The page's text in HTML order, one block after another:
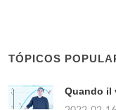
TÓPICOS
Quando il